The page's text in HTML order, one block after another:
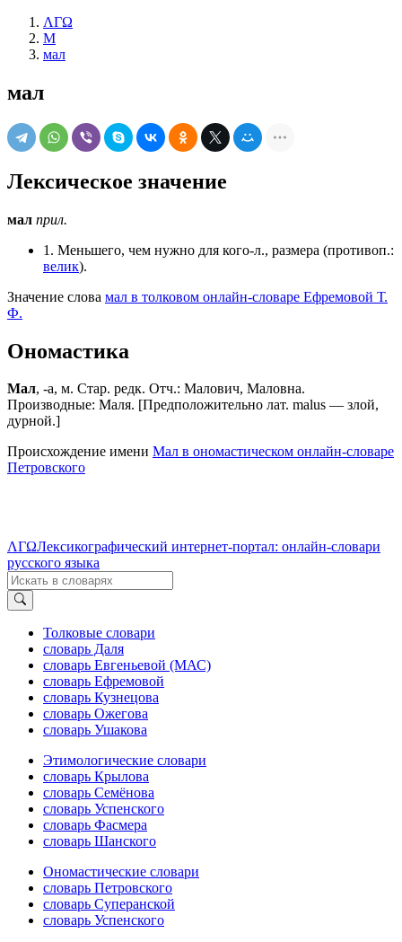
ΛΓΩ
М
мал
мал
Лексическое значение
мал прил.
1. Меньшего, чем нужно для кого-л., размера (противоп.:
велик).
Значение слова мал в толковом онлайн-словаре Ефремовой Т.
Ф.
Ономастика
Мал, -а, м. Стар. редк. Отч.: Малович, Маловна.
Производные: Маля. [Предположительно лат. malus — злой,
дурной.]
Происхождение имени Мал в ономастическом онлайн-словаре
Петровского
ΛΓΩЛексикографический интернет-портал: онлайн-словари
русского языка
Толковые словари
словарь Даля
словарь Евгеньевой (МАС)
словарь Ефремовой
словарь Кузнецова
словарь Ожегова
словарь Ушакова
Этимологические словари
словарь Крылова
словарь Семёнова
словарь Успенского
словарь Фасмера
словарь Шанского
Ономастические словари
словарь Петровского
словарь Суперанской
словарь Успенского